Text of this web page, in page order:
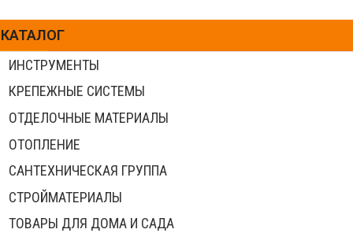
КАТАЛОГ
ИНСТРУМЕНТЫ
КРЕПЕЖНЫЕ СИСТЕМЫ
ОТДЕЛОЧНЫЕ МАТЕРИАЛЫ
ОТОПЛЕНИЕ
САНТЕХНИЧЕСКАЯ ГРУППА
СТРОЙМАТЕРИАЛЫ
ТОВАРЫ ДЛЯ ДОМА И САДА